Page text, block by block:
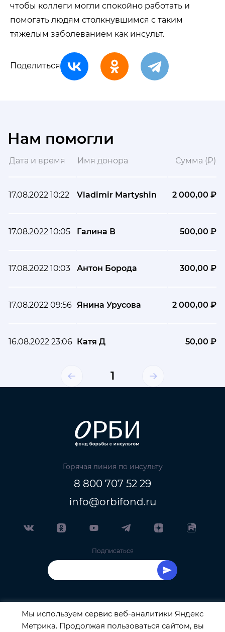
чтобы коллеги могли спокойно работать и
помогать людям столкнувшимся с таким
тяжелым заболеванием как инсульт.
Поделиться
Нам помогли
Дата и время Имя донора Сумма (₽)
17.08.2022 10:22 Vladimir Martyshin 2 000,00 ₽
17.08.2022 10:05 Галина В 500,00 ₽
17.08.2022 10:03 Антон Борода 300,00 ₽
17.08.2022 09:56 Янина Урусова 2 000,00 ₽
16.08.2022 23:06 Катя Д 50,00 ₽
1
Горячая линия по инсульту
8 800 707 52 29
info@orbifond.ru
Подписаться
ОФИЦИАЛЬНЫЙ ОПЕРАТОР ОБРАБОТКИ
Мы используем сервис веб-аналитики Яндекс
Метрика. Продолжая пользоваться сайтом, вы